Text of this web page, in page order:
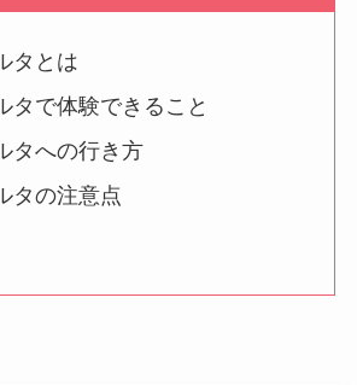
タとは
タで体験できること
タへの行き方
タの注意点